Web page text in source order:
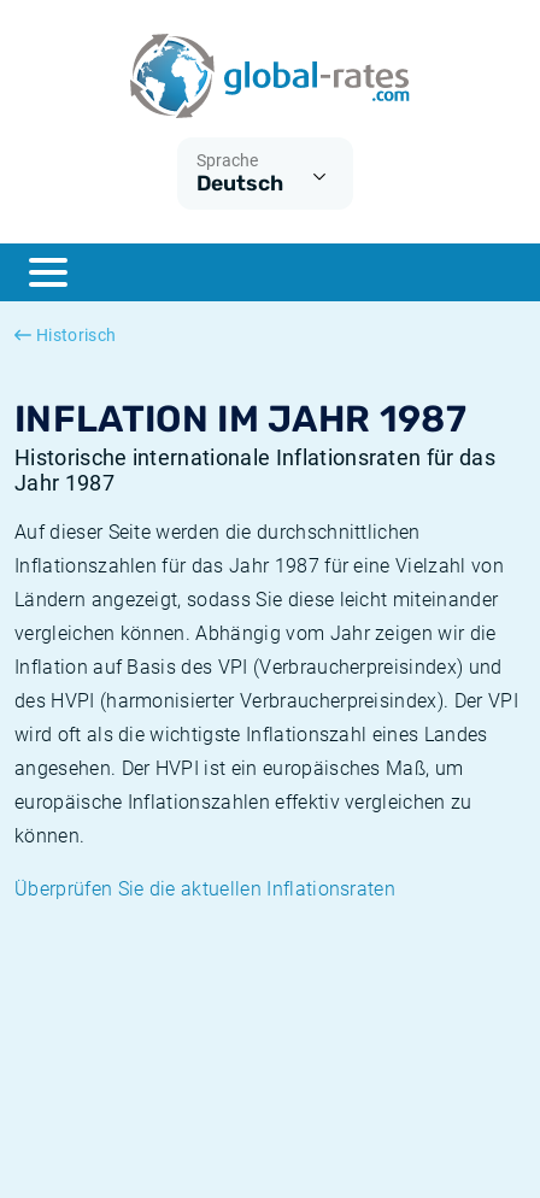
Sprache
Deutsch
Historisch
INFLATION IM JAHR 1987
Historische internationale Inflationsraten für das
Jahr 1987
Auf dieser Seite werden die durchschnittlichen
Inflationszahlen für das Jahr 1987 für eine Vielzahl von
Ländern angezeigt, sodass Sie diese leicht miteinander
vergleichen können. Abhängig vom Jahr zeigen wir die
Inflation auf Basis des VPI (Verbraucherpreisindex) und
des HVPI (harmonisierter Verbraucherpreisindex). Der VPI
wird oft als die wichtigste Inflationszahl eines Landes
angesehen. Der HVPI ist ein europäisches Maß, um
europäische Inflationszahlen effektiv vergleichen zu
können.
Überprüfen Sie die aktuellen Inflationsraten
ESTER
SONIA
Was ist die VPI-Inflation?
Was ist die HVPI-Inflation?
Deutsche inflation
Europäische inflation
Historische Euribor-Sätze
Historische ESTER-Sätze
Historische SOFR-Sätze
Historische SONIA-Sätze
Inflationsrechner